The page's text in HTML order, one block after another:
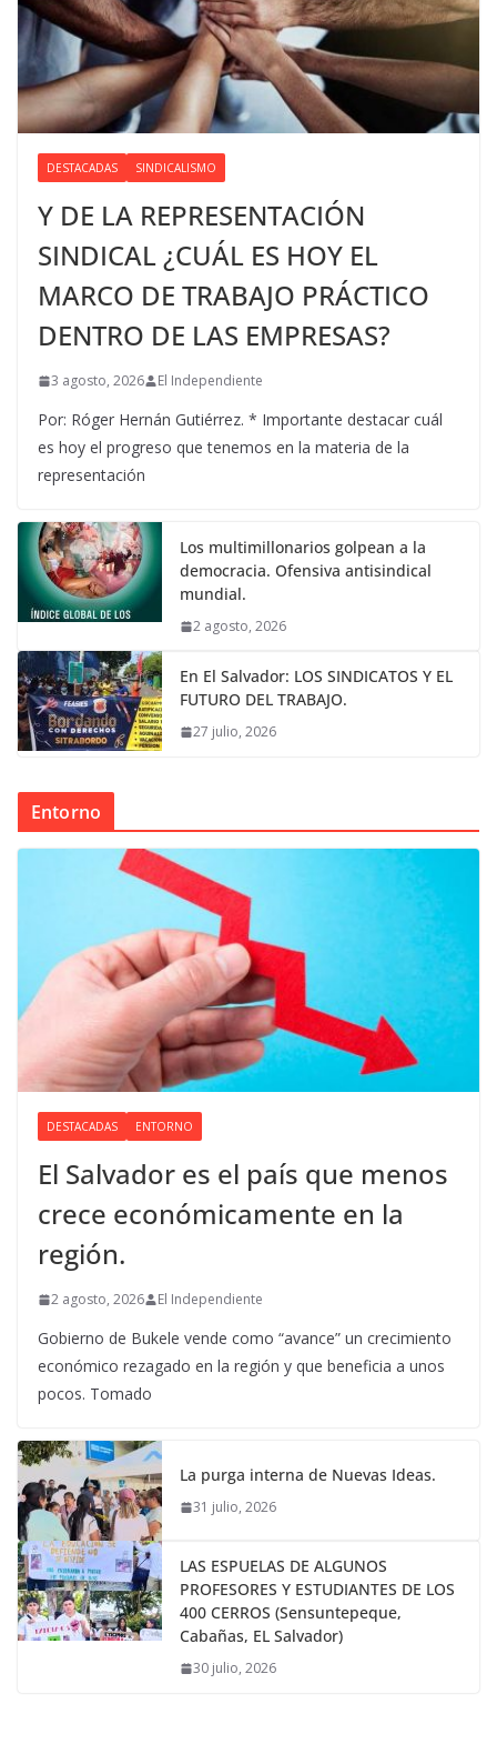
DESTACADAS SINDICALISMO
Y DE LA REPRESENTACIÓN
SINDICAL ¿CUÁL ES HOY EL
MARCO DE TRABAJO PRÁCTICO
DENTRO DE LAS EMPRESAS?
3 agosto, 2026 El Independiente
Por: Róger Hernán Gutiérrez. * Importante destacar cuál
es hoy el progreso que tenemos en la materia de la
representación
Los multimillonarios golpean a la
democracia. Ofensiva antisindical
mundial.
2 agosto, 2026
En El Salvador: LOS SINDICATOS Y EL
FUTURO DEL TRABAJO.
27 julio, 2026
Entorno
DESTACADAS ENTORNO
El Salvador es el país que menos
crece económicamente en la
región.
2 agosto, 2026 El Independiente
Gobierno de Bukele vende como “avance” un crecimiento
económico rezagado en la región y que beneficia a unos
pocos. Tomado
La purga interna de Nuevas Ideas.
31 julio, 2026
LAS ESPUELAS DE ALGUNOS
PROFESORES Y ESTUDIANTES DE LOS
400 CERROS (Sensuntepeque,
Cabañas, EL Salvador)
30 julio, 2026